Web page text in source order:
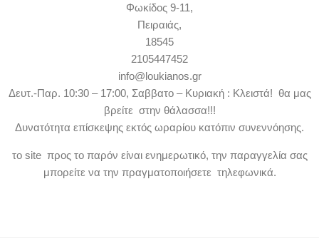
Φωκίδος 9-11,
Πειραιάς,
18545
2105447452
info@loukianos.gr
Δευτ.-Παρ. 10:30 – 17:00, Σαββατο – Κυριακή : Κλειστά! θα μας
βρείτε στην θάλασσα!!!
Δυνατότητα επίσκεψης εκτός ωραρίου κατόπιν συνεννόησης.
το site προς το παρόν είναι ενημερωτικό, την παραγγελία σας
μπορείτε να την πραγματοποιήσετε τηλεφωνικά.